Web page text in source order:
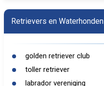
Retrievers en Waterhonden
golden retriever club
toller retriever
labrador vereniging